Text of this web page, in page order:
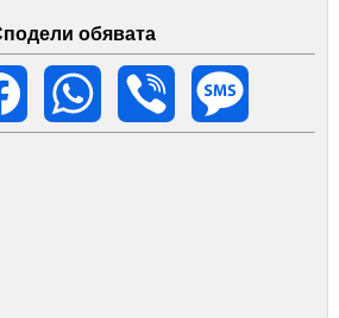
обявата
Facebook WhatsApp Viber